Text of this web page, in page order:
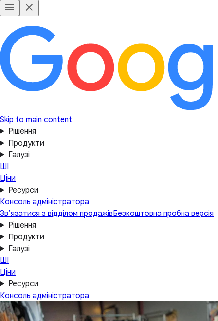
Skip to main content
Рішення
Продукти
Галузі
ШІ
Ціни
Ресурси
Консоль адміністратора
Зв’язатися з відділом продажівБезкоштовна пробна версія
Рішення
Продукти
Галузі
ШІ
Ціни
Ресурси
Консоль адміністратора